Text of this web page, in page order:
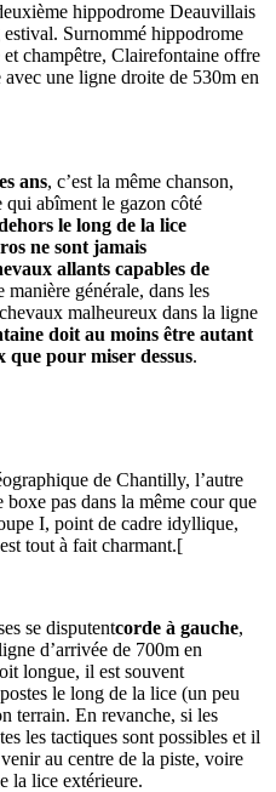
hippodrome Deauvillais
Surnommé hippodrome
champêtre, Clairefontaine offre
une ligne droite de 530m en
ans, c’est la même chanson,
qui abîment le gazon côté
le long de la lice
ne sont jamais
allants capables de
manière générale, dans les
malheureux dans la ligne
doit au moins être autant
que pour miser dessus.
de Chantilly, l’autre
pas dans la même cour que
I, point de cadre idyllique,
tout à fait charmant.[
se disputentcorde à gauche,
d’arrivée de 700m en
longue, il est souvent
le long de la lice (un peu
terrain. En revanche, si les
les tactiques sont possibles et il
au centre de la piste, voire
la lice extérieure.